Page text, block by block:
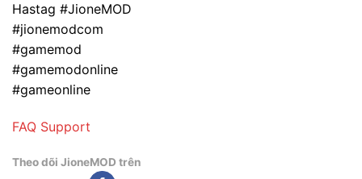
Hastag #JioneMOD
#jionemodcom
#gamemod
#gamemodonline
#gameonline
FAQ Support
Theo dõi JioneMOD trên